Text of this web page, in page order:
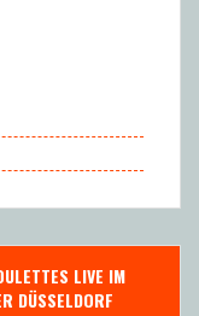
LIVE IM
DÜSSELDORF